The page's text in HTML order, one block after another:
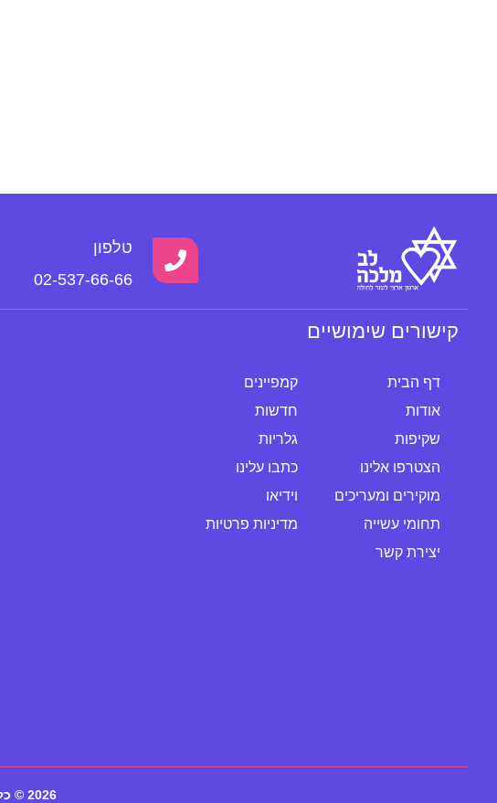
טלפון
02-537-66-66
קישורים שימושיים
דף הבית
אודות
שקיפות
הצטרפו אלינו
מוקירים ומעריכים
תחומי עשייה
יצירת קשר
קמפיינים
חדשות
גלריות
כתבו עלינו
וידיאו
מדיניות פרטיות
2026 © כל הזכויות שמורות